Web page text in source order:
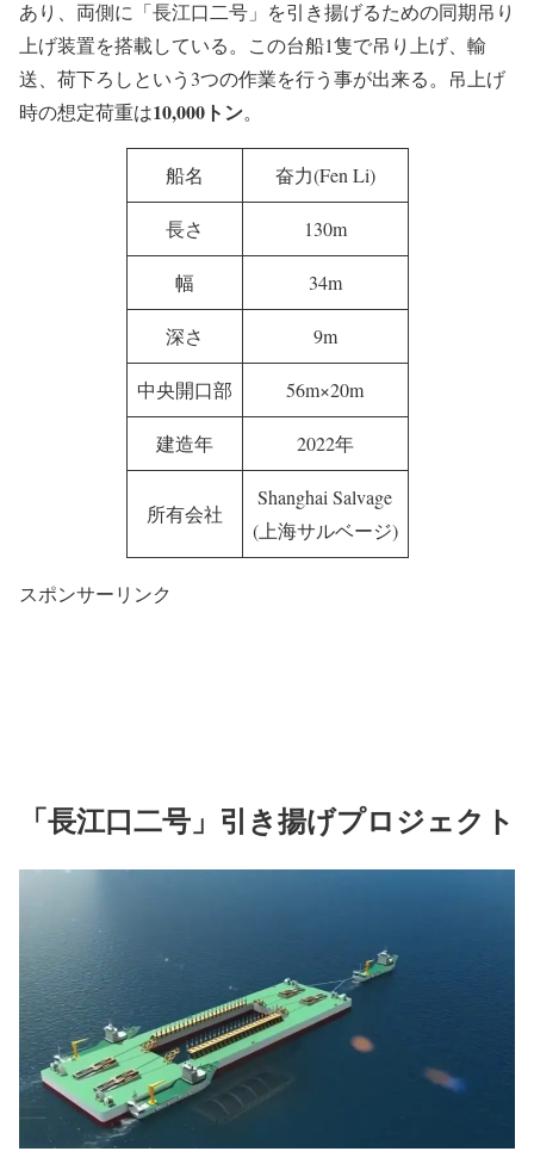
あり、両側に「長江口二号」を引き揚げるための同期吊り
上げ装置を搭載している。この台船1隻で吊り上げ、輸
送、荷下ろしという3つの作業を行う事が出来る。吊上げ
時の想定荷重は10,000トン。
船名 奋力(Fen Li)
長さ 130m
幅 34m
深さ 9m
中央開口部 56m×20m
建造年 2022年
所有会社
Shanghai Salvage
(上海サルベージ)
スポンサーリンク
「長江口二号」引き揚げプロジェクト